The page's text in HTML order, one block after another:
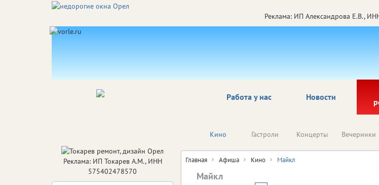
Реклама: ИП Александрова Е.В.,
Работа у нас Новости
Кино Гастроли Концерты Вечеринки
Главная Афиша Кино Майкл
Майкл
Реклама: ИП Токарев А.М., ИНН
575402478570